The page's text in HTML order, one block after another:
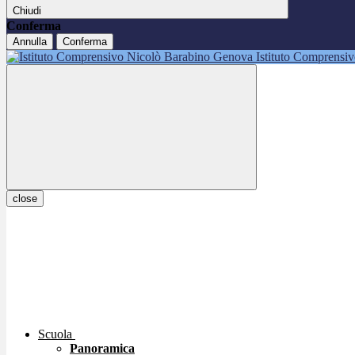
Chiudi
Conferma
Annulla Conferma
Istituto
close
Scuola
Panoramica